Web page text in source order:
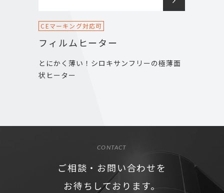
CEマーキング対応可
フィルムヒーター
とにかく薄い！シロキサンフリーの極薄面
状ヒーター
CONTACT
ご相談・お問い合わせを
お待ちしております。